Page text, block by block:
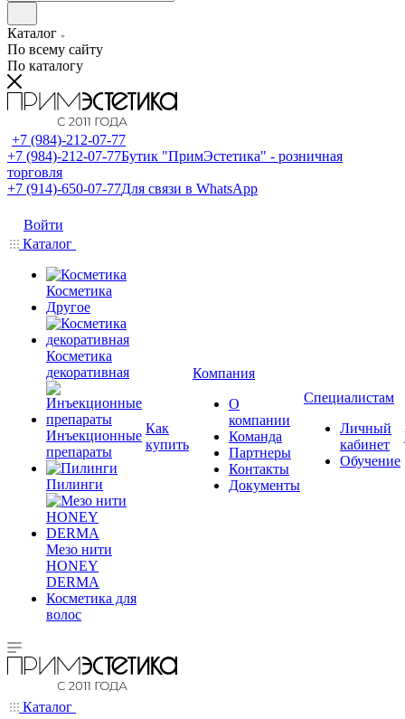
Каталог
По всему сайту
По каталогу
+7 (984)-212-07-77
+7 (984)-212-07-77Бутик "ПримЭстетика" - розничная
торговля
+7 (914)-650-07-77Для связи в WhatsApp
Войти
Каталог
Косметика
Другое
Косметика
декоративная
Инъекционные
препараты
Пилинги
Мезо нити
HONEY
DERMA
Косметика для
волос
Как
купить
Компания
О
компании
Команда
Партнеры
Контакты
Документы
Специалистам
Личный
кабинет
Обучение
Каталог